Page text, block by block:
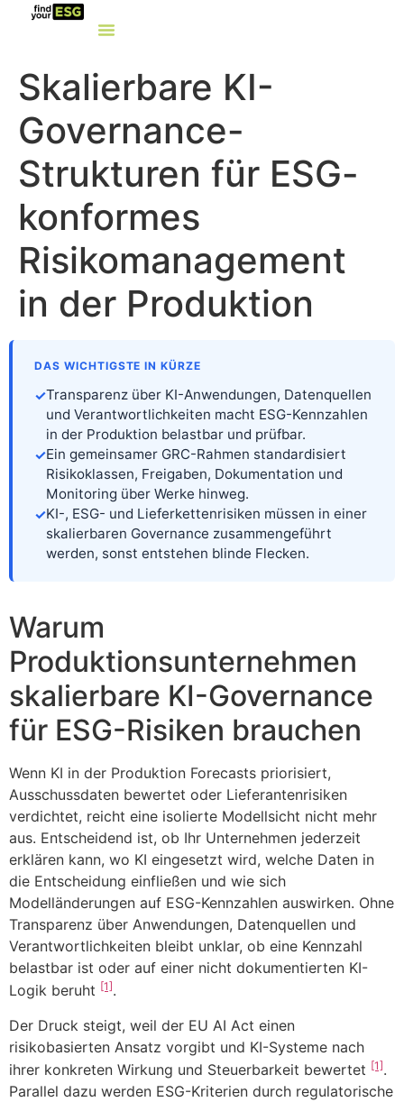
Skalierbare KI-
Governance-
Strukturen für ESG-
konformes
Risikomanagement
in der Produktion
DAS WICHTIGSTE IN KÜRZE
Transparenz über KI-Anwendungen, Datenquellen
und Verantwortlichkeiten macht ESG-Kennzahlen
in der Produktion belastbar und prüfbar.
Ein gemeinsamer GRC-Rahmen standardisiert
Risikoklassen, Freigaben, Dokumentation und
Monitoring über Werke hinweg.
KI-, ESG- und Lieferkettenrisiken müssen in einer
skalierbaren Governance zusammengeführt
werden, sonst entstehen blinde Flecken.
Warum
Produktionsunternehmen
skalierbare KI-Governance
für ESG-Risiken brauchen
Wenn KI in der Produktion Forecasts priorisiert,
Ausschussdaten bewertet oder Lieferantenrisiken
verdichtet, reicht eine isolierte Modellsicht nicht mehr
aus. Entscheidend ist, ob Ihr Unternehmen jederzeit
erklären kann, wo KI eingesetzt wird, welche Daten in
die Entscheidung einfließen und wie sich
Modelländerungen auf ESG-Kennzahlen auswirken. Ohne
Transparenz über Anwendungen, Datenquellen und
Verantwortlichkeiten bleibt unklar, ob eine Kennzahl
belastbar ist oder auf einer nicht dokumentierten KI-
Logik beruht [1].
Der Druck steigt, weil der EU AI Act einen
risikobasierten Ansatz vorgibt und KI-Systeme nach
ihrer konkreten Wirkung und Steuerbarkeit bewertet [1].
Parallel dazu werden ESG-Kriterien durch regulatorische